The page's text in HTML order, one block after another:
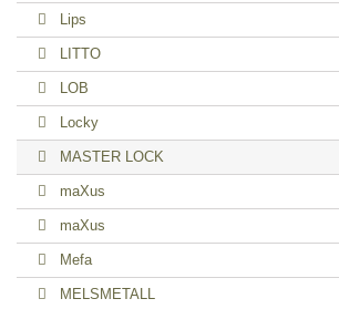
Lips
LITTO
LOB
Locky
MASTER LOCK
maXus
maXus
Mefa
MELSMETALL